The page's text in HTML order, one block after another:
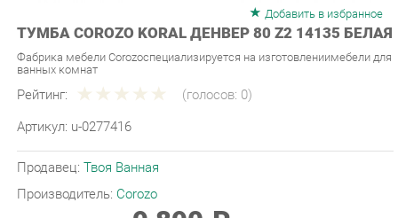
ТУМБА COROZO KORAL ДЕНВЕР 80 Z2 14135 БЕЛАЯ
Фабрика мебели Corozoспециализируется на изготовлениимебели для
Рейтинг: (голосов:
Артикул: u-0277416
Продавец:
Производитель: Corozo
Последняя цена: 9 890 ₽